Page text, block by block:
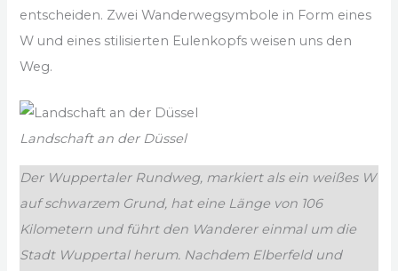
entscheiden. Zwei Wanderwegsymbole in Form eines
W und eines stilisierten Eulenkopfs weisen uns den
Weg.
Landschaft an der Düssel
Der Wuppertaler Rundweg, markiert als ein weißes W
auf schwarzem Grund, hat eine Länge von 106
Kilometern und führt den Wanderer einmal um die
Stadt Wuppertal herum. Nachdem Elberfeld und